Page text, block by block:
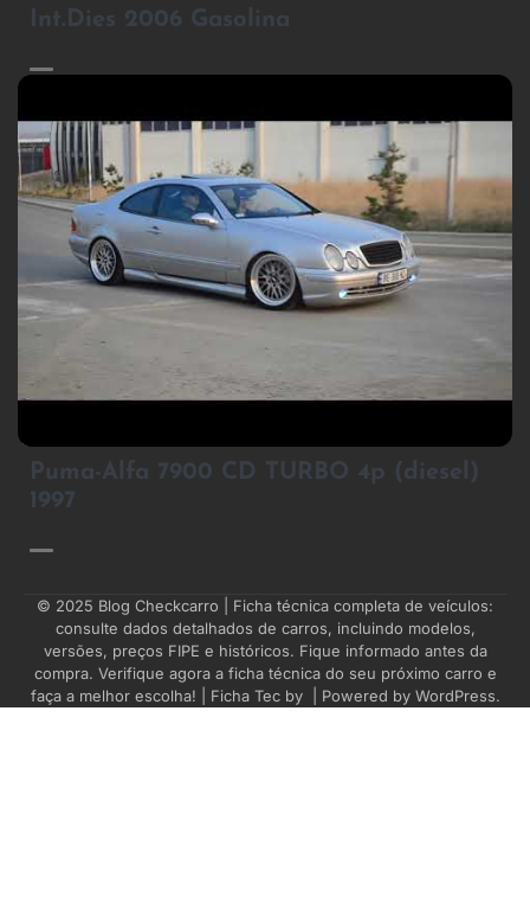
Int.Dies 2006 Gasolina
4
Puma-Alfa 7900 CD TURBO 4p (diesel)
1997
© 2025 Blog Checkcarro | Ficha técnica completa de veículos:
consulte dados detalhados de carros, incluindo modelos,
versões, preços FIPE e históricos. Fique informado antes da
compra. Verifique agora a ficha técnica do seu próximo carro e
faça a melhor escolha! | Ficha Tec by
| Powered by WordPress.